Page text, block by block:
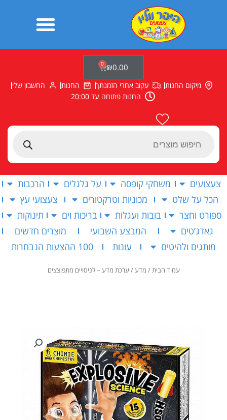
Products
₪0.00
0
עגלת
קניות
מיקום החנות עקוב אחרי הזמנתך החנות
החשבון שלי
החנות פתוחה עד 20:00
צעצועים משחקי קופסה על גלגלים
הרכבות
הכל על שלט
מכוניות וטרקטורים
צעצועי עץ
ספורט וחצר
בובות ועגלות בריכות וים
תינוקות
גאדג’טים
המבצע השבועי
מוצרים חדשים
מותגים ולהיטים
עונות 100 ההצעות הנבחרות
עמוד הבית/ מדע/ ערכת מדע – לניסויים מתפוצצים